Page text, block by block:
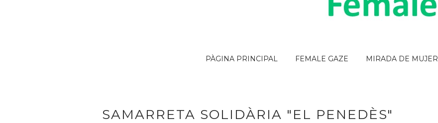
PÀGINA PRINCIPAL FEMALE GAZE MIRADA DE MUJER
SAMARRETA SOLIDÀRIA "EL PENEDÈS"